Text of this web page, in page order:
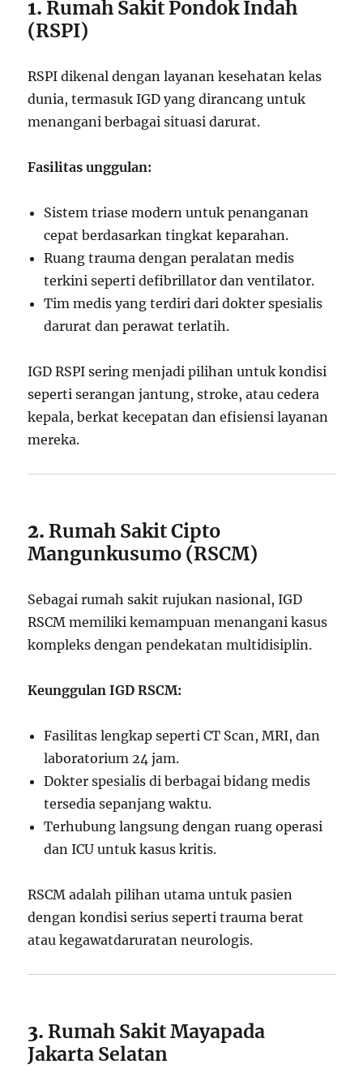
1. Rumah Sakit Pondok Indah
(RSPI)
RSPI dikenal dengan layanan kesehatan kelas
dunia, termasuk IGD yang dirancang untuk
menangani berbagai situasi darurat.
Fasilitas unggulan:
Sistem triase modern untuk penanganan
cepat berdasarkan tingkat keparahan.
Ruang trauma dengan peralatan medis
terkini seperti defibrillator dan ventilator.
Tim medis yang terdiri dari dokter spesialis
darurat dan perawat terlatih.
IGD RSPI sering menjadi pilihan untuk kondisi
seperti serangan jantung, stroke, atau cedera
kepala, berkat kecepatan dan efisiensi layanan
mereka.
2. Rumah Sakit Cipto
Mangunkusumo (RSCM)
Sebagai rumah sakit rujukan nasional, IGD
RSCM memiliki kemampuan menangani kasus
kompleks dengan pendekatan multidisiplin.
Keunggulan IGD RSCM:
Fasilitas lengkap seperti CT Scan, MRI, dan
laboratorium 24 jam.
Dokter spesialis di berbagai bidang medis
tersedia sepanjang waktu.
Terhubung langsung dengan ruang operasi
dan ICU untuk kasus kritis.
RSCM adalah pilihan utama untuk pasien
dengan kondisi serius seperti trauma berat
atau kegawatdaruratan neurologis.
3. Rumah Sakit Mayapada
Jakarta Selatan